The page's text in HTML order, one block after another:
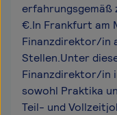
erfahrungsgemäß
€.In Frankfurt am
Finanzdirektor/in
Stellen.Unter
Finanzdirektor/in
sowohl Praktika
Teil- und